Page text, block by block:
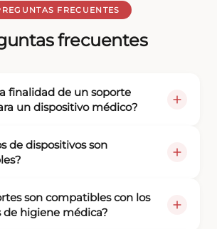
FRECUENTES
frecuentes
finalidad de un soporte
un dispositivo médico?
de dispositivos son
son compatibles con los
de higiene médica?